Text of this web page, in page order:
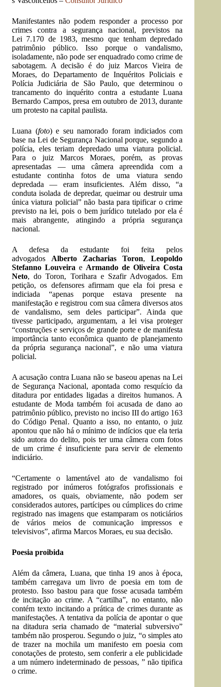
Manifestantes não podem responder a processo por
crimes contra a segurança nacional, previstos na
Lei 7.170 de 1983, mesmo que tenham depredado
patrimônio público. Isso porque o vandalismo,
isoladamente, não pode ser enquadrado como crime de
sabotagem. A decisão é do juiz Marcos Vieira de
Moraes, do Departamento de Inquéritos Policiais e
Polícia Judiciária de São Paulo, que determinou o
trancamento do inquérito contra a estudante Luana
Bernardo Campos, presa em outubro de 2013, durante
um protesto na capital paulista.
Luana (foto) e seu namorado foram indiciados com
base naLei de Segurança Nacional porque, segundo a
polícia, eles teriam depredado uma viatura policial.
Para o juiz Marcos Moraes, porém, as provas
apresentadas — uma câmera apreendida com a
estudante continha fotos de uma viatura sendo
depredada — eram insuficientes. Além disso, “a
conduta isolada de depredar, queimar ou destruir uma
única viatura policial” não basta para tipificar o crime
previsto na lei, pois o bem jurídico tutelado por ela é
mais abrangente, atingindo a própria segurança
nacional.
A defesa da estudante foi feita pelos
advogados Alberto Zacharias Toron,Leopoldo
Stefanno Louveira e Armando de Oliveira Costa
Neto, do Toron, Torihara e Szafir Advogados. Em
petição, os defensores afirmam que ela foi presa e
indiciada “apenas porque estava presente na
manifestação e registrou com sua câmera diversos atos
de vandalismo, sem deles participar”. Ainda que
tivesse participado, argumentam, a lei visa proteger
“construções e serviços de grande porte e de manifesta
importância tanto econômica quanto de planejamento
da própria segurança nacional”, e não uma viatura
policial.
A acusação contra Luana não se baseou apenas naLei
de Segurança Nacional, apontada como resquício da
ditadura por entidades ligadas a direitos humanos. A
estudante de Moda também foi acusada de dano ao
patrimônio público, previsto no inciso III do artigo 163
doCódigo Penal. Quanto a isso, no entanto, o juiz
apontou que não há o mínimo de indícios que ela teria
sido autora do delito, pois ter uma câmera com fotos
de um crime é insuficiente para servir de elemento
indiciário.
“Certamente o lamentável ato de vandalismo foi
registrado por inúmeros fotógrafos profissionais e
amadores, os quais, obviamente, não podem ser
considerados autores, partícipes ou cúmplices do crime
registrado nas imagens que estamparam os noticiários
de vários meios de comunicação impressos e
televisivos”, afirma Marcos Moraes, eu sua decisão.
Poesia proibida
Além da câmera, Luana, que tinha 19 anos à época,
também carregava um livro de poesia em tom de
protesto. Isso bastou para que fosse acusada também
de incitação ao crime. A “cartilha”, no entanto, não
contém texto incitando a prática de crimes durante as
manifestações. A tentativa da polícia de apontar o que
na ditadura seria chamado de “material subversivo”
também não prosperou. Segundo o juiz, “o simples ato
de trazer na mochila um manifesto em poesia com
conotações de protesto, sem conferir a ele publicidade
a um número indeterminado de pessoas, ” não tipifica
o crime.